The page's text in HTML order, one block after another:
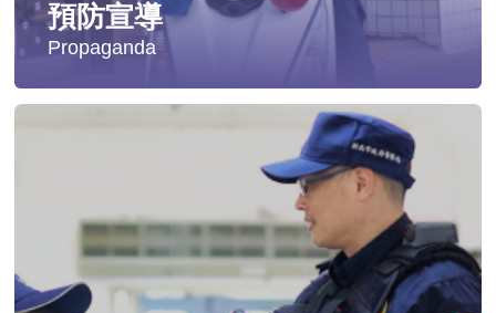
預防宣導
Propaganda
影音專區
交通安全